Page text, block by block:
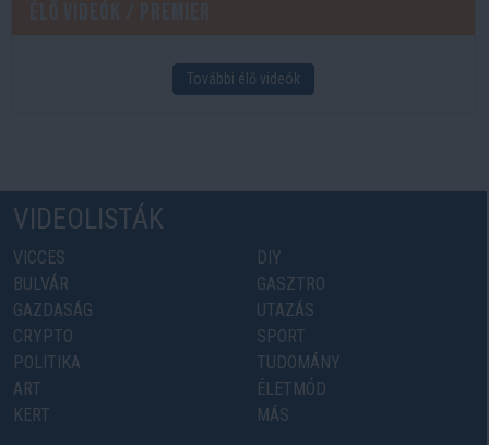
További élő videók
VIDEOLISTÁK
VICCES
BULVÁR
GAZDASÁG
CRYPTO
POLITIKA
ART
KERT
DIY
GASZTRO
UTAZÁS
SPORT
TUDOMÁNY
ÉLETMÓD
MÁS